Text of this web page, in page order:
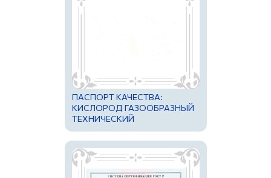
ПАСПОРТ КАЧЕСТВА:
КИСЛОРОД ГАЗООБРАЗНЫЙ
ТЕХНИЧЕСКИЙ